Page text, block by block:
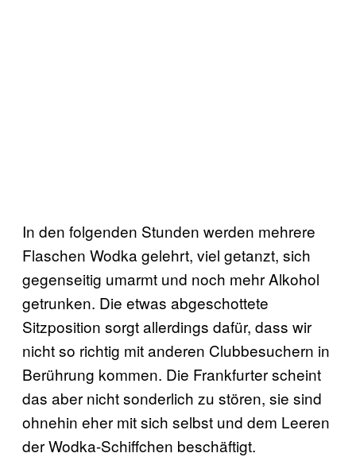
In den folgenden Stunden werden mehrere
Flaschen Wodka gelehrt, viel getanzt, sich
gegenseitig umarmt und noch mehr Alkohol
getrunken. Die etwas abgeschottete
Sitzposition sorgt allerdings dafür, dass wir
nicht so richtig mit anderen Clubbesuchern in
Berührung kommen. Die Frankfurter scheint
das aber nicht sonderlich zu stören, sie sind
ohnehin eher mit sich selbst und dem Leeren
der Wodka-Schiffchen beschäftigt.